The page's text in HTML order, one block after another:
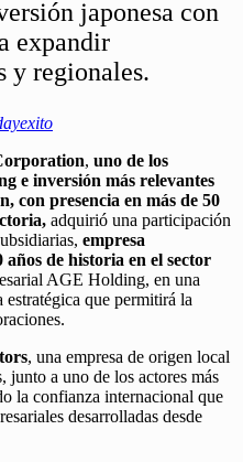
japonesa con
expandir
y regionales.
, uno de los
e inversión más relevantes
con presencia en más de 50
adquirió una participación
empresa
de historia en el sector
AGE Holding, en una
estratégica que permitirá la
, una empresa de origen local
junto a uno de los actores más
la confianza internacional que
desarrolladas desde